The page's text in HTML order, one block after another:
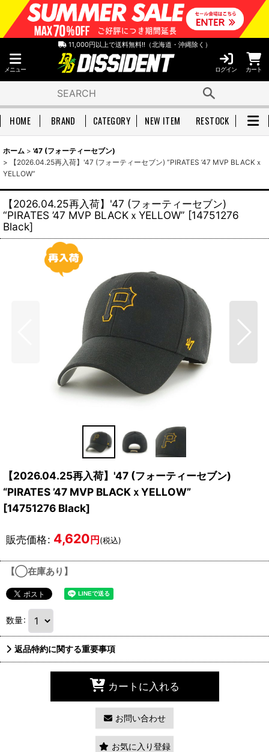
11,000円以上で送料無料!!（北海道・沖縄除く）
メニュー ログイン カート
HOME BRAND CATEGORY NEW ITEM RESTOCK
ホーム > '47 (フォーティーセブン)
>
【2026.04.25再入荷】'47 (フォーティーセブン) “PIRATES ’47 MVP BLACKｘ
YELLOW”
【2026.04.25再入荷】'47 (フォーティーセブン)
“PIRATES ’47 MVP BLACKｘYELLOW” [14751276
Black]
【2026.04.25再入荷】'47 (フォーティーセブン)
“PIRATES ’47 MVP BLACKｘYELLOW”
[14751276 Black]
販売価格: 4,620円(税込)
【◯在庫あり】
数量:
返品特約に関する重要事項
カートに入れる
お問い合わせ
お気に入り登録